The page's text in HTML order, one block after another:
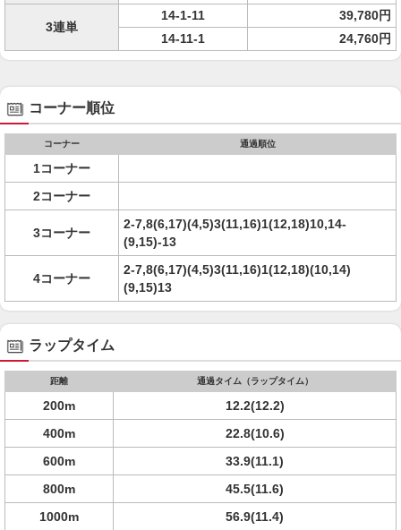
3連単
14-1-11
39,780円
14-11-1
24,760円
コーナー順位
コーナー 通過順位
1コーナー
2コーナー
3コーナー
2-7,8(6,17)(4,5)3(11,16)1(12,18)10,14-
(9,15)-13
4コーナー
2-7,8(6,17)(4,5)3(11,16)1(12,18)(10,14)
(9,15)13
ラップタイム
距離 通過タイム（ラップタイム）
200m
12.2(12.2)
400m
22.8(10.6)
600m
33.9(11.1)
800m
45.5(11.6)
1000m
56.9(11.4)